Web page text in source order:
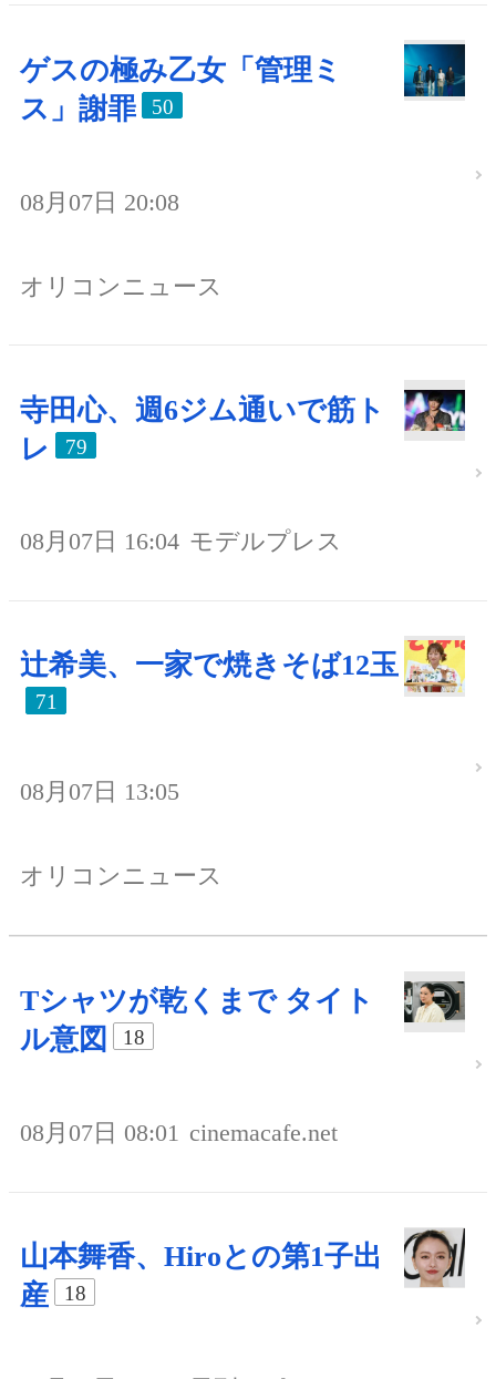
ゲスの極み乙女「管理ミ
ス」謝罪
50
08月07日 20:08
オリコンニュース
寺田心、週6ジム通いで筋ト
レ
79
08月07日 16:04 モデルプレス
辻希美、一家で焼きそば12玉
71
08月07日 13:05
オリコンニュース
Tシャツが乾くまで タイト
ル意図
18
08月07日 08:01 cinemacafe.net
山本舞香、Hiroとの第1子出
産
18